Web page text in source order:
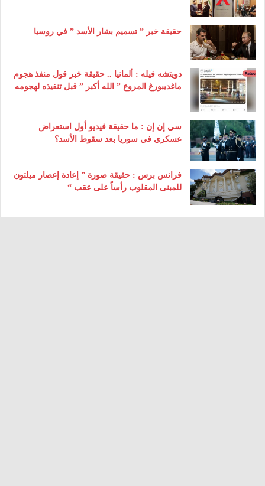
حقيقة خبر ” تسميم بشار الأسد ” في روسيا
دويتشه فيله : ألمانيا .. حقيقة خبر قول منفذ هجوم
ماغديبورغ المروع ” الله أكبر ” قبل تنفيذه لهجومه
سي إن إن : ما حقيقة فيديو أول استعراض
عسكري في سوريا بعد سقوط الأسد؟
فرانس برس : حقيقة صورة ” إعادة إعصار ميلتون
للمبنى المقلوب رأساً على عقب “